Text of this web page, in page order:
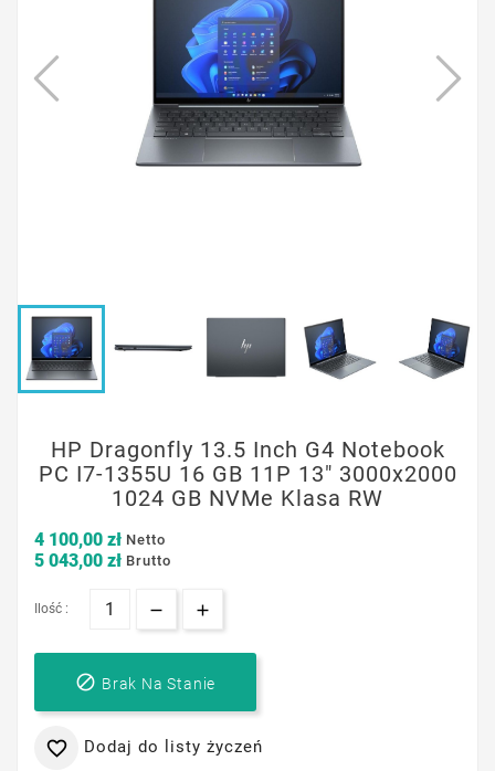
HP Dragonfly 13.5 Inch G4 Notebook
PC I7-1355U 16 GB 11P 13" 3000x2000
1024 GB NVMe Klasa RW
4 100,00 zł Netto
5 043,00 zł Brutto
Ilość :
 Brak Na Stanie
 Dodaj do listy życzeń